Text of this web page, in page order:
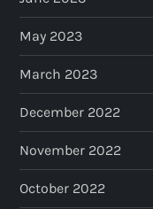
May 2023
March 2023
December 2022
November 2022
October 2022